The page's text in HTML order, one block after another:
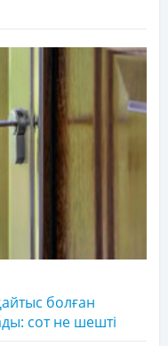
болған
сот не шешті